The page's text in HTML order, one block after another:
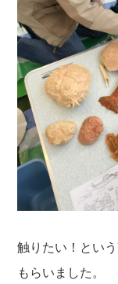
触りたい！とい
もらいました。